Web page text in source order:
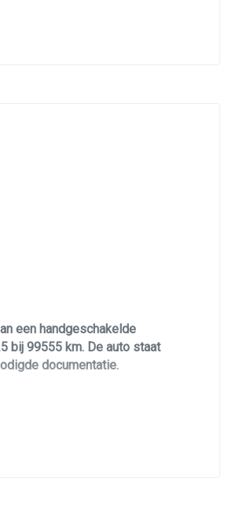
een handgeschakelde
bij 99555 km. De auto staat
documentatie.
met geheugen, PDC en
van alle